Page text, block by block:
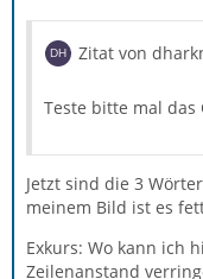
Zitat von
Teste bitte mal das
Jetzt sind die 3
meinem Bild ist es
Exkurs: Wo kann ich
Zeilenanstand